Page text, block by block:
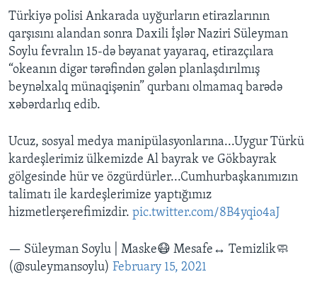
Türkiyə polisi Ankarada uyğurların etirazlarının
qarşısını alandan sonra Daxili İşlər Naziri Süleyman
Soylu fevralın 15-də bəyanat yayaraq, etirazçılara
“okeanın digər tərəfindən gələn planlaşdırılmış
beynəlxalq münaqişənin” qurbanı olmamaq barədə
xəbərdarlıq edib.
Ucuz, sosyal medya manipülasyonlarına...Uygur Türkü
kardeşlerimiz ülkemizde Al bayrak ve Gökbayrak
gölgesinde hür ve özgürdürler...Cumhurbaşkanımızın
talimatı ile kardeşlerimize yaptığımız
hizmetlerşerefimizdir. pic.twitter.com/8B4yqio4aJ
— Süleyman Soylu | Maske😷 Mesafe↔️ Temizlik🧼
(@suleymansoylu) February 15, 2021